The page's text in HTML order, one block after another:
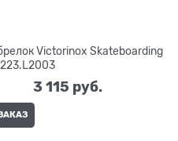
Victorinox Skateboarding
3 115 руб.